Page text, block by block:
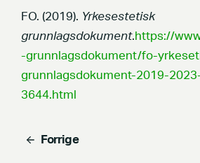
FO. (2019). Yrkesestetisk
grunnlagsdokument.https://
-grunnlagsdokument/fo-
grunnlagsdokument-2019-
3644.html
Forrige